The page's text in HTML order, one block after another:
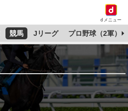
dメニュー
競馬 Jリーグ プロ野球（2軍）